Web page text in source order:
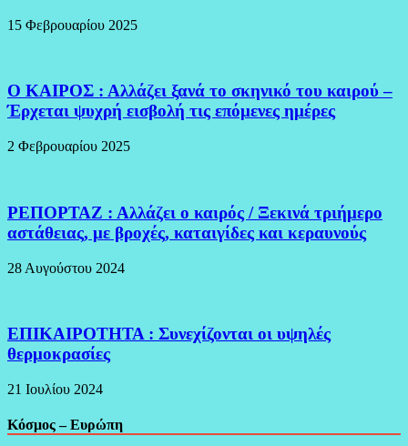
15 Φεβρουαρίου 2025
Ο ΚΑΙΡΟΣ : Αλλάζει ξανά το σκηνικό του καιρού –
Έρχεται ψυχρή εισβολή τις επόμενες ημέρες
2 Φεβρουαρίου 2025
ΡΕΠΟΡΤΑΖ : Αλλάζει ο καιρός / Ξεκινά τριήμερο
αστάθειας, με βροχές, καταιγίδες και κεραυνούς
28 Αυγούστου 2024
ΕΠΙΚΑΙΡΟΤΗΤΑ : Συνεχίζονται οι υψηλές
θερμοκρασίες
21 Ιουλίου 2024
Κόσμος – Ευρώπη